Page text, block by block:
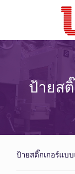
ป้ายส
ป้ายสติ๊กเกอร์แบ